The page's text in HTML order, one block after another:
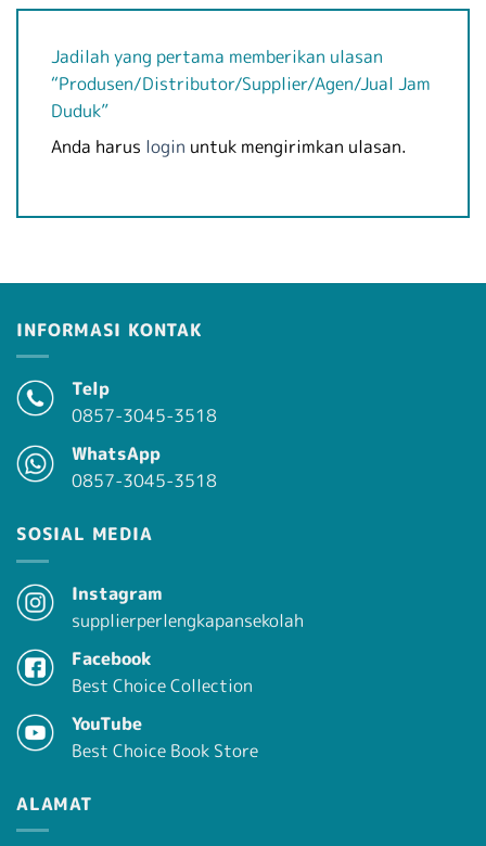
Jadilah yang pertama memberikan ulasan
“Produsen/Distributor/Supplier/Agen/Jual Jam
Duduk”
Anda harus login untuk mengirimkan ulasan.
INFORMASI KONTAK
Telp
0857-3045-3518
WhatsApp
0857-3045-3518
SOSIAL MEDIA
Instagram
supplierperlengkapansekolah
Facebook
Best Choice Collection
YouTube
Best Choice Book Store
ALAMAT